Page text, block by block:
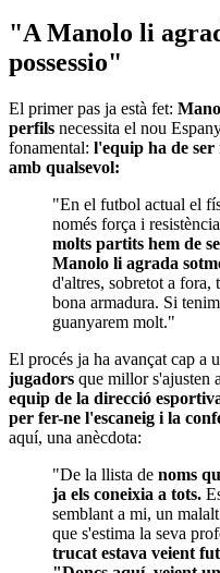
"A Manolo li
possessio"
El primer pas ja està fet:
perfils necessita el nou
fonamental: l'equip ha de ser
amb qualsevol:
"En el futbol actual el
només força i
molts partits hem de
Manolo li agrada
d'altres, sobretot a fora,
bona armadura. Si
guanyarem molt."
El procés ja ha avançat cap a
jugadors que millor s'ajusten
equip de la direcció
per fer-ne l'escaneig i la
aquí, una anècdota:
"De la llista de noms
ja els coneixia a tots.
semblant a mi, un
que s'estima la seva
trucat estava veient